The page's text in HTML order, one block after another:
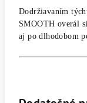
Dodržiavaním
SMOOTH overál
aj po dlhodobom
e